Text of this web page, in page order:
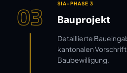
03 SIA-PHASE 3
Bauprojekt
Detaillierte
kantonalen
Baubewilligung.